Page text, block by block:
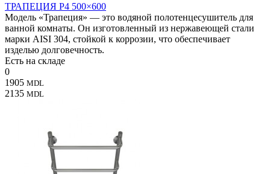
ТРАПЕЦИЯ P4 500×600
Модель «Трапеция» — это водяной полотенцесушитель для
ванной комнаты. Он изготовленный из нержавеющей стали
марки AISI 304, стойкой к коррозии, что обеспечивает
изделью долговечность.
Есть на складе
0
1905 MDL
2135 MDL